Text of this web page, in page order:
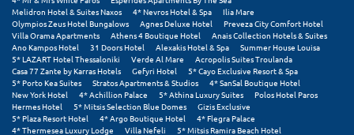
Melidron Hotel & Suites Naxos
4* Nevros Hotel & Spa
Ilia Mare
Olympios Zeus Hotel Bungalows
Agnes Deluxe Hotel
Preveza City Comfort Hotel
Villa Orama Apartments
Athens 4 Boutique Hotel
Anais Collection Hotels & Suites
Ano Kampos Hotel
31 Doors Hotel Alexakis Hotel & Spa
Summer House Louisa
5* LAZART Hotel Thessaloniki
Verde Al Mare
Acropolis Suites Troulanda
Casa 77 Zante by Karras Hotels
Gefyri Hotel
5* Cayo Exclusive Resort & Spa
5* Porto Kea Suites
Stratos Apartments & Studios
4* SanSal Boutique Hotel
New York Hotel
4* Achillion Palace 5* Athina Luxury Suites
Polos Hotel Paros
Hermes Hotel
5* Mitsis Selection Blue Domes
Gizis Exclusive
5* Plaza Resort Hotel
4* Argo Boutique Hotel
4* Flegra Palace
4* Thermesea Luxury Lodge
Villa Nefeli
5* Mitsis Ramira Beach Hotel